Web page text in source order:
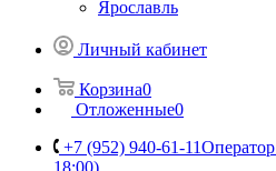
Ярославль
Личный кабинет
Корзина0
Отложенные0
+7 (952) 940-61-11
18:00)